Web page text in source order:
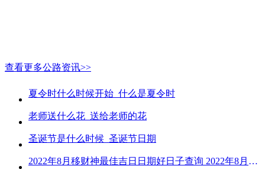
查看更多公路资讯>>
夏令时什么时候开始_什么是夏令时
老师送什么花_送给老师的花
圣诞节是什么时候_圣诞节日期
2022年8月移财神最佳吉日日期好日子查询 2022年8月移财神吉日一览